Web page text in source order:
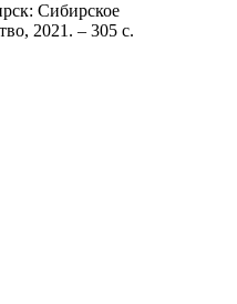
Сибирское
2021. – 305 с.